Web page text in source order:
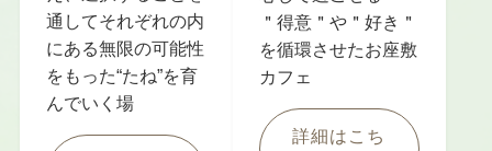
通してそれぞれの内
にある無限の可能性
をもった“たね”を育
んでいく場
＂得意＂や＂好き＂
を循環させたお座敷
カフェ
詳細はこち